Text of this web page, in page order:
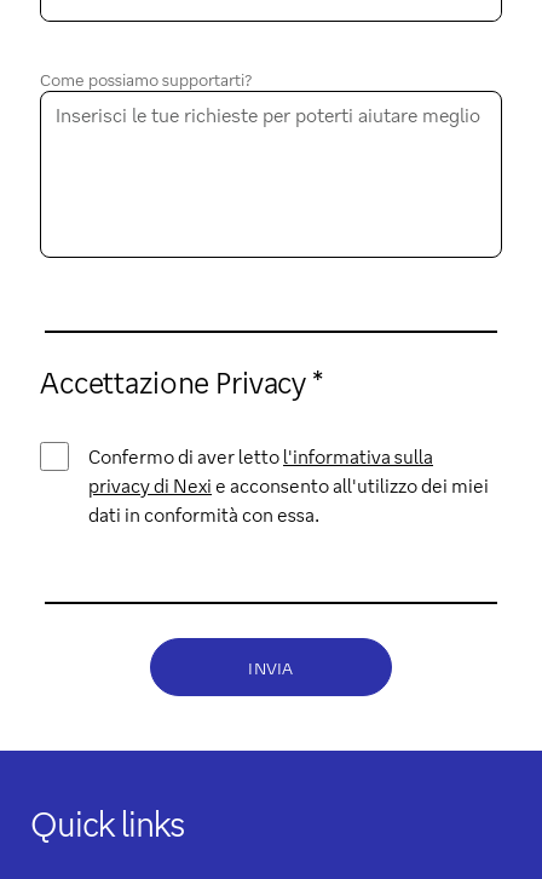
Come possiamo supportarti?
Accettazione Privacy *
Confermo di aver letto l'informativa sulla
privacy di Nexi e acconsento all'utilizzo dei miei
dati in conformità con essa.
INVIA
Quick links